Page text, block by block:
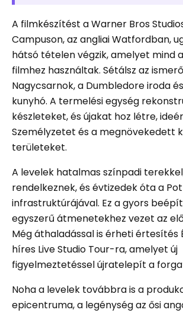
A filmkészítést a Warner Bros
Campuson, az angliai Watfordban,
hátsó tételen végzik, amelyet mind
filmhez használtak. Sétálsz az
Nagycsarnok, a Dumbledore iroda
kunyhó. A termelési egység
készleteket, és újakat hoz létre,
Személyzetet és a megnövekedett
területeket.
A levelek hatalmas színpadi
rendelkeznek, és évtizedek óta a
infrastruktúrájával. Ez a gyors
egyszerű átmenetekhez vezet az
Még áthaladással is érheti értesítés
híres Live Studio Tour-ra, amelyet új
figyelmeztetéssel újratelepít a
Noha a levelek továbbra is a
epicentruma, a legénység az ősi